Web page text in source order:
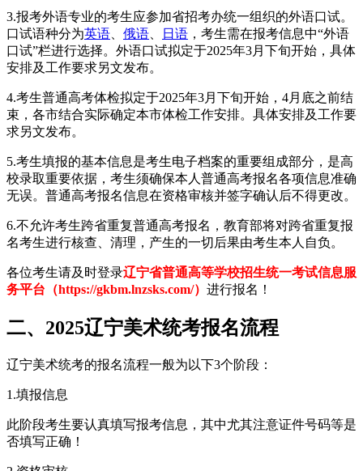
3.报考外语专业的考生应参加省招考办统一组织的外语口试。
口试语种分为英语 俄语 日语 ，考生需在报考信息中“外语
口试”栏进行选择。外语口试拟定于2025年3月下旬开始，具体
安排及工作要求另文发布。
4.考生普通高考体检拟定于2025年3月下旬开始，4月底之前结
束，各市结合实际确定本市体检工作安排。具体安排及工作要
求另文发布。
5.考生填报的基本信息是考生电子档案的重要组成部分，是高
校录取重要依据，考生须确保本人普通高考报名各项信息准确
无误。普通高考报名信息在资格审核并签字确认后不得更改。
6.不允许考生跨省重复普通高考报名，教育部将对跨省重复报
名考生进行核查、清理，产生的一切后果由考生本人自负。
各位考生请及时登录辽宁省普通高等学校招生统一考试信息服
务平台（https://gkbm.lnzsks.com/） 进行报名！
二、2025辽宁美术统考报名流程
辽宁美术统考的报名流程一般为以下3个阶段：
1.填报信息
此阶段考生要认真填写报考信息，其中尤其注意证件号码等是
否填写正确！